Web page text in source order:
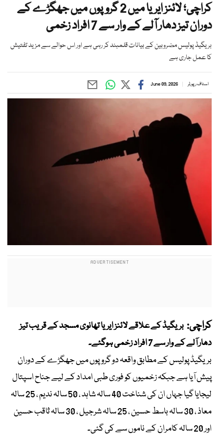
کراچی؛ لائنز ایریا میں 2 گروپوں میں جھگڑے کے
دوران تیز دھار آلے کے وار سے 7 افراد زخمی
بریگیڈ پولیس مضروبین کے بیانات قلمبند کر رہی ہے اور اس حوالے سے مزید تفتیش
کا عمل جاری ہے
اسٹاف رپورٹر June 09, 2026
کراچی: بریگیڈ کے علاقے لائنز ایریا تھانوی مسجد کے قریب تیز
دھار آلے کے وار سے 7 افراد زخمی ہوگئے۔
بریگیڈ پولیس کے مطابق واقعہ دو گروپوں میں جھگڑے کے دوران
پیش آیا ہے جبکہ زخمیوں کو فوری طبی امداد کے لیے جناح اسپتال
لیجایا گیا جہاں ان کی شناخت 40 سالہ شاہد ، 50 سالہ ندیم ، 25 سالہ
معاذ ، 30 سالہ باسط حسین ، 25 سالہ شرجیل ، 30 سالہ ثاقب حسین
اور 20 سالہ کامران کے ناموں سے کی گئی۔